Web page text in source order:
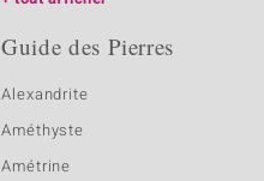
Guide des Pierres
Alexandrite
Améthyste
Amétrine